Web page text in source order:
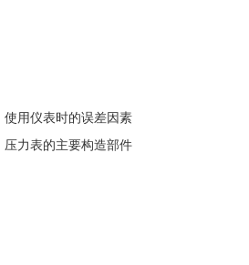
使用仪表时的误差因素
压力表的主要构造部件